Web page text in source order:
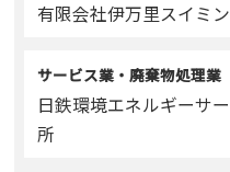
有限会社伊万里スイミ
サービス業・廃棄物処理業
日鉄環境エネルギーサ
所